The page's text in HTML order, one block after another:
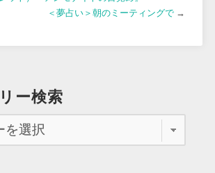
＜夢占い＞朝のミーティングで →
ー検索